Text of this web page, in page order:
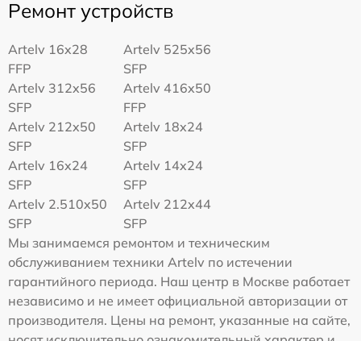
Ремонт устройств
Artelv 16x28
FFP
Artelv 525x56
SFP
Artelv 312x56
SFP
Artelv 416x50
FFP
Artelv 212x50
SFP
Artelv 18x24
SFP
Artelv 16x24
SFP
Artelv 14x24
SFP
Artelv 2.510x50
SFP
Artelv 212x44
SFP
Мы занимаемся ремонтом и техническим
обслуживанием техники Artelv по истечении
гарантийного периода. Наш центр в Москве работает
независимо и не имеет официальной авторизации от
производителя. Цены на ремонт, указанные на сайте,